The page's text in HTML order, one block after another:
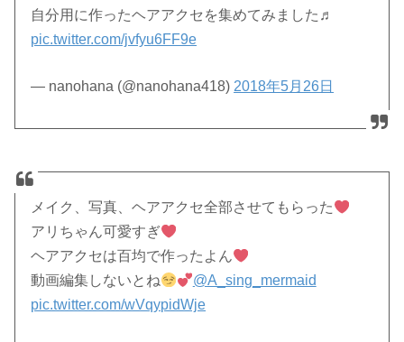
自分用に作ったヘアアクセを集めてみました♬
pic.twitter.com/jvfyu6FF9e
— nanohana (@nanohana418) 2018年5月26日
メイク、写真、ヘアアクセ全部させてもらった
アリちゃん可愛すぎ
ヘアアクセは百均で作ったよん
動画編集しないとね
@A_sing_mermaid
pic.twitter.com/wVqypidWje